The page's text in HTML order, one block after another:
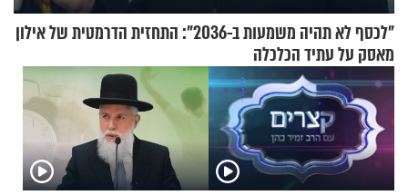
"לכסף לא תהיה משמעות ב-2036": התחזית הדרמטית של אילון
מאסק על עתיד הכלכלה